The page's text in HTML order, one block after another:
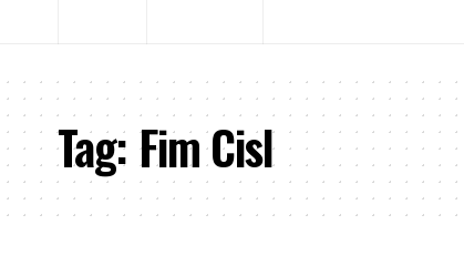
Tag:Fim Cisl